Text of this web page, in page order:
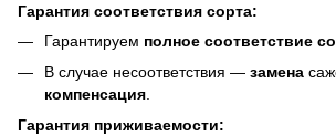
Гарантия соответствия сорта:
Гарантируем полное соответствие
В случае несоответствия — замена
компенсация
Гарантия приживаемости: